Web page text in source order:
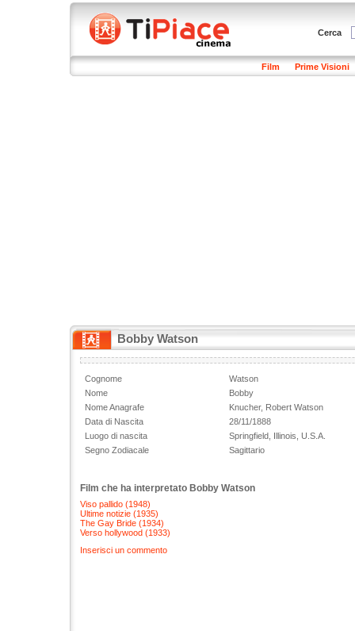
Cerca
Film Prime Visioni
Bobby Watson
Cognome
Watson
Nome
Bobby
Nome Anagrafe
Knucher, Robert Watson
Data di Nascita
28/11/1888
Luogo di nascita
Springfield, Illinois, U.S.A.
Segno Zodiacale
Sagittario
Film che ha interpretato Bobby Watson
Viso pallido (1948)
Ultime notizie (1935)
The Gay Bride (1934)
Verso hollywood (1933)
Inserisci un commento